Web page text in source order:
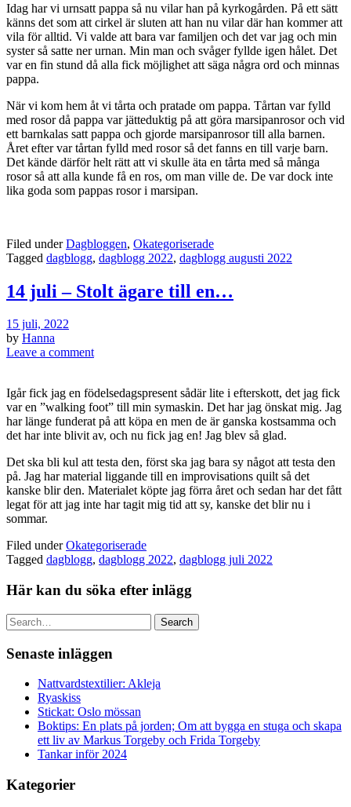
Idag har vi urnsatt pappa så nu vilar han på kyrkogården. På ett sätt
känns det som att cirkel är sluten att han nu vilar där han kommer att
vila för alltid. Vi valde att bara var familjen och det var jag och min
syster så satte ner urnan. Min man och svåger fyllde igen hålet. Det
var en fin stund då alla fick möjlighet att säga några ord och minnas
pappa.
När vi kom hem åt vi tårta och pratade om pappa. Tårtan var fylld
med rosor då pappa var jätteduktig på att göra marsipanrosor och vid
ett barnkalas satt pappa och gjorde marsipanrosor till alla barnen.
Året efter var tårtan fylld med rosor så det fanns en till varje barn.
Det kände därför helt rätt att vi skulle äta en tårta med så många
rosor så att alla kunde få en ros, om man ville de. De var dock inte
lika goda som pappas rosor i marsipan.
Filed underDagbloggen, Okategoriserade
Tagged dagblogg, dagblogg 2022, dagblogg augusti 2022
14 juli – Stolt ägare till en…
15 juli, 2022
by Hanna
Leave a comment
Igår fick jag en födelsedagspresent sådär lite i efterskott, det jag fick
var en ”walking foot” till min symaskin. Det har jag önskat mig. Jag
har länge funderat på att köpa en men de är ganska kostsamma och
det har inte blivit av, och nu fick jag en! Jag blev så glad.
Det ska bli kul att testa den, först ska jag bara sy något att testa den
på. Jag har material liggande till en improvisations quilt så det
kanske blir den. Materialet köpte jag förra året och sedan har det fått
legat för att jag inte har tagit mig tid att sy, kanske det blir nu i
sommar.
Filed underOkategoriserade
Tagged dagblogg, dagblogg 2022, dagblogg juli 2022
Här kan du söka efter inlägg
Search
Senaste inläggen
Nattvardstextilier: Akleja
Ryaskiss
Stickat: Oslo mössan
Boktips: En plats på jorden; Om att bygga en stuga och skapa
ett liv av Markus Torgeby och Frida Torgeby
Tankar inför 2024
Kategorier